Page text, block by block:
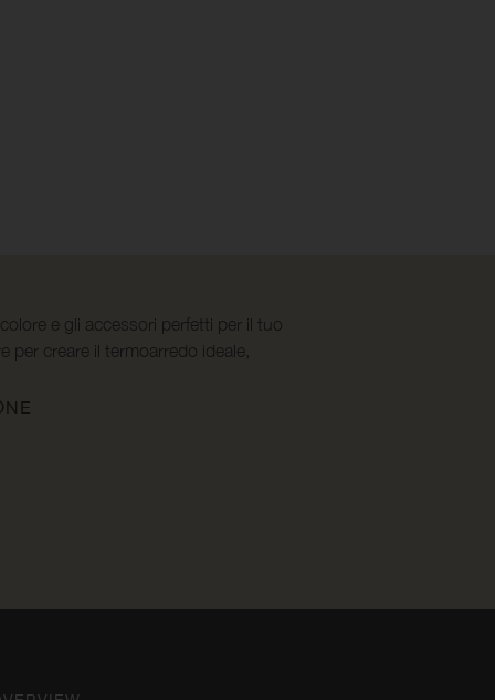
e gli accessori perfetti per il tuo
per creare il termoarredo ideale,